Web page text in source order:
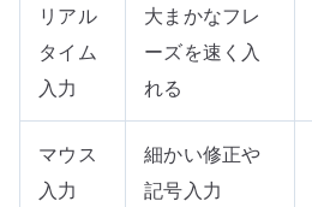
リアル
タイム
入力
大まかなフレ
ーズを速く入
れる
マウス
入力
細かい修正や
記号入力